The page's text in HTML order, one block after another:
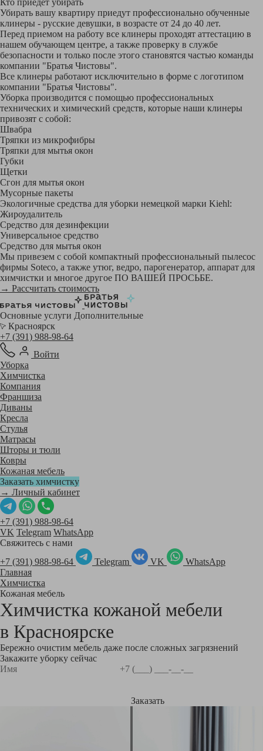
Кто приедет убирать
Убирать вашу квартиру приедут профессионально обученные
клинеры - русские девушки, в возрасте от 24 до 40 лет.
Перед приемом на работу все клинеры проходят аттестацию в
нашем обучающем центре, а также проверку в службе
безопасности и только после этого становятся частью команды
компании "Братья Чистовы".
Все клинеры работают исключительно в форме с логотипом
компании "Братья Чистовы".
Уборка производится с помощью профессиональных
технических и химический средств, которые наши клинеры
привозят с собой:
Швабра
Тряпки из микрофибры
Тряпки для мытья окон
Губки
Щетки
Сгон для мытья окон
Мусорные пакеты
Экологичные средства для уборки немецкой марки Kiehl:
Жироудалитель
Средство для дезинфекции
Универсальное средство
Средство для мытья окон
Мы привезем с собой компактный профессиональный пылесос
фирмы Soteco, а также утюг, ведро, парогенератор, аппарат для
химчистки и многое другое ПО ВАШЕЙ ПРОСЬБЕ.
→ Рассчитать стоимость
Основные услуги Дополнительные
Красноярск
+7 (391) 988-98-64
Войти
Уборка
Химчистка
Компания
Франшиза
Диваны
Кресла
Стулья
Матрасы
Шторы и тюли
Ковры
Кожаная мебель
Заказать химчистку
→ Личный кабинет
+7 (391) 988-98-64
VK Telegram WhatsApp
Свяжитесь с нами
+7 (391) 988-98-64
Telegram VK
WhatsApp
Главная
Химчистка
Кожаная мебель
Химчистка кожаной мебели
в Красноярске
Бережно очистим мебель даже после сложных загрязнений
Закажите уборку сейчас
Заказать